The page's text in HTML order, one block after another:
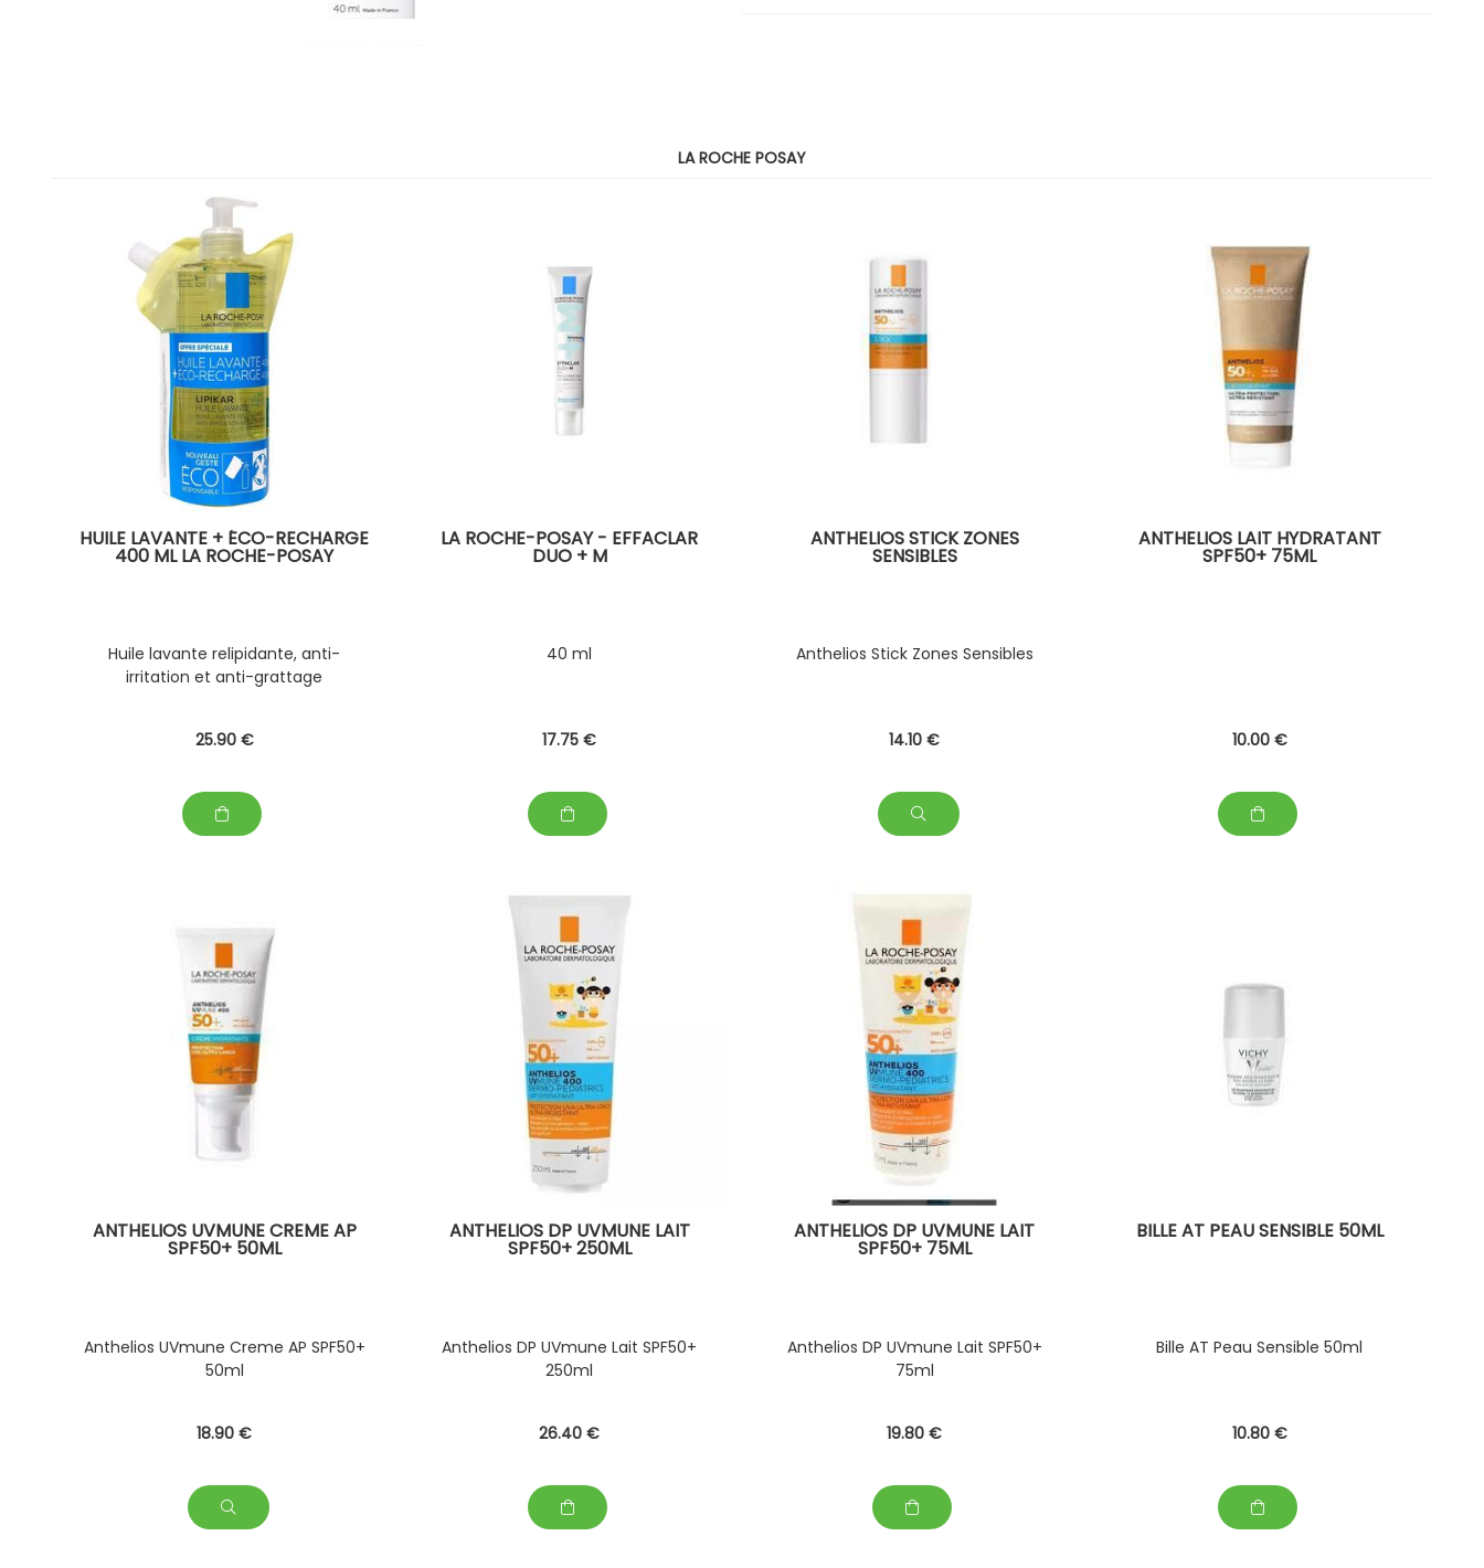
LA ROCHE POSAY
HUILE LAVANTE + ÉCO-RECHARGE
400 ML LA ROCHE-POSAY
Huile lavante relipidante, anti-
irritation et anti-grattage
25.90 €
LA ROCHE-POSAY - EFFACLAR
DUO + M
40 ml
17.75 €
ANTHELIOS STICK ZONES
SENSIBLES
Anthelios Stick Zones Sensibles
14.10 €
ANTHELIOS LAIT HYDRATANT
SPF50+ 75ML
10.00 €
ANTHELIOS UVMUNE CREME AP
SPF50+ 50ML
Anthelios UVmune Creme AP SPF50+
50ml
18.90 €
ANTHELIOS DP UVMUNE LAIT
SPF50+ 250ML
Anthelios DP UVmune Lait SPF50+
250ml
26.40 €
ANTHELIOS DP UVMUNE LAIT
SPF50+ 75ML
Anthelios DP UVmune Lait SPF50+
75ml
19.80 €
BILLE AT PEAU SENSIBLE 50ML
Bille AT Peau Sensible 50ml
10.80 €